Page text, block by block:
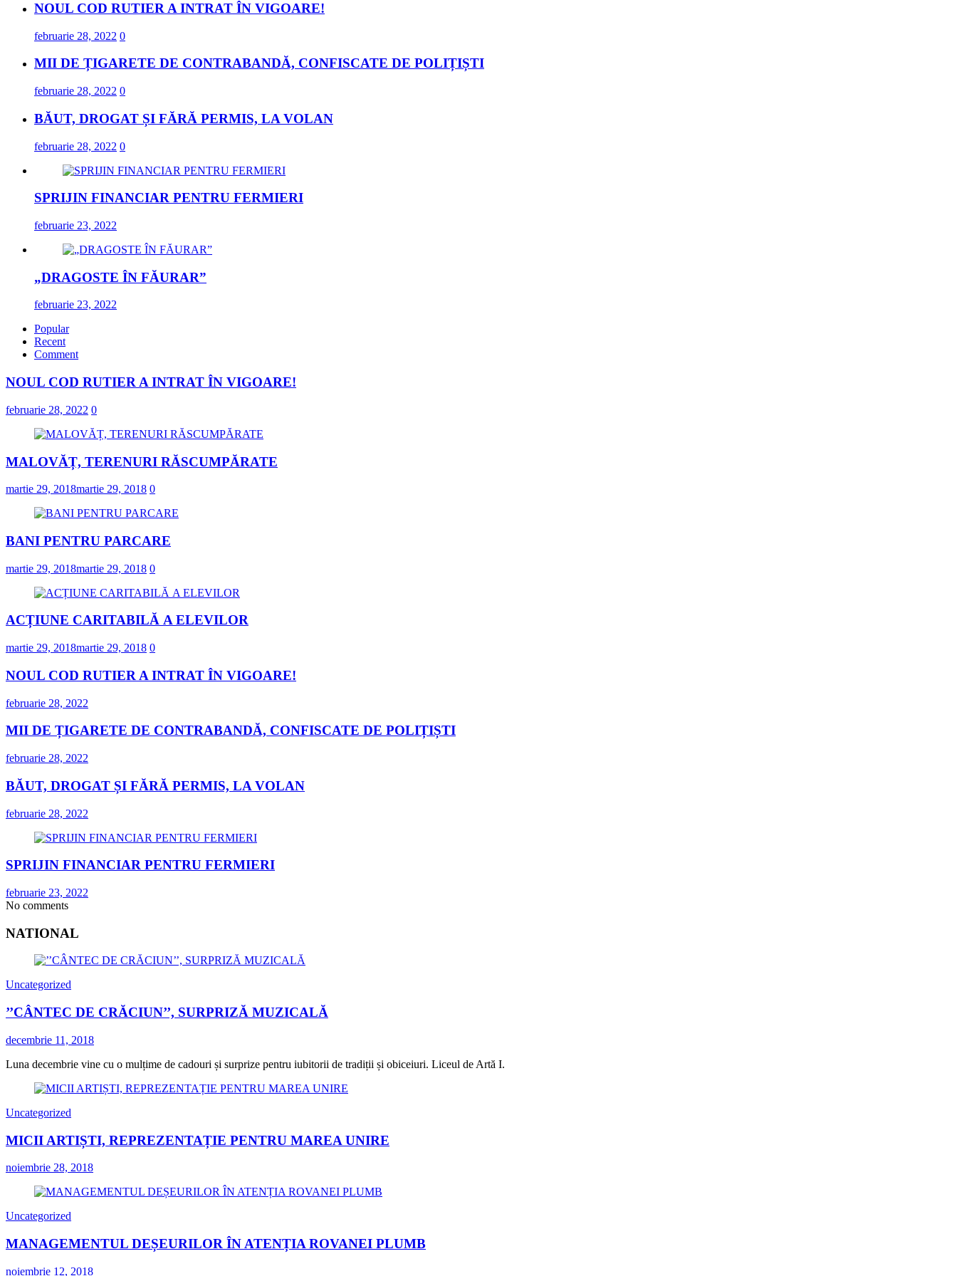
NOUL COD RUTIER A INTRAT ÎN VIGOARE!
februarie 28, 2022 0
MII DE ȚIGARETE DE CONTRABANDĂ, CONFISCATE DE POLIȚIȘTI
februarie 28, 2022 0
BĂUT, DROGAT ȘI FĂRĂ PERMIS, LA VOLAN
februarie 28, 2022 0
SPRIJIN FINANCIAR PENTRU FERMIERI
februarie 23, 2022
„DRAGOSTE ÎN FĂURAR”
februarie 23, 2022
Popular
Recent
Comment
NOUL COD RUTIER A INTRAT ÎN VIGOARE!
februarie 28, 2022 0
MALOVĂȚ, TERENURI RĂSCUMPĂRATE
martie 29, 2018martie 29, 2018 0
BANI PENTRU PARCARE
martie 29, 2018martie 29, 2018 0
ACȚIUNE CARITABILĂ A ELEVILOR
martie 29, 2018martie 29, 2018 0
NOUL COD RUTIER A INTRAT ÎN VIGOARE!
februarie 28, 2022
MII DE ȚIGARETE DE CONTRABANDĂ, CONFISCATE DE POLIȚIȘTI
februarie 28, 2022
BĂUT, DROGAT ȘI FĂRĂ PERMIS, LA VOLAN
februarie 28, 2022
SPRIJIN FINANCIAR PENTRU FERMIERI
februarie 23, 2022
No comments
NATIONAL
Uncategorized
’’CÂNTEC DE CRĂCIUN’’, SURPRIZĂ MUZICALĂ
decembrie 11, 2018
Luna decembrie vine cu o mulțime de cadouri și surprize pentru iubitorii de tradiții și obiceiuri. Liceul de Artă I.
Uncategorized
MICII ARTIȘTI, REPREZENTAȚIE PENTRU MAREA UNIRE
noiembrie 28, 2018
Uncategorized
MANAGEMENTUL DEȘEURILOR ÎN ATENȚIA ROVANEI PLUMB
noiembrie 12, 2018